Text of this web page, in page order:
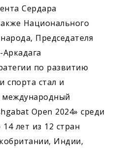
Сердара
Национального
Председателя
по развитию
спорта стал и
Open 2024» среди
лет из 12 стран
Индии,